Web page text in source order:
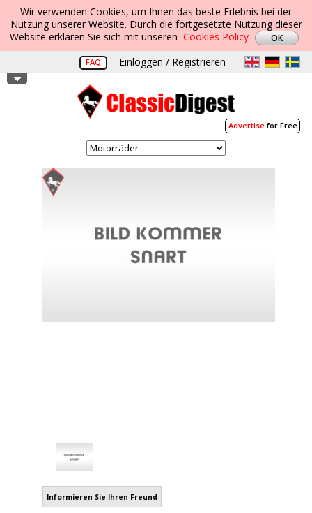
Wir verwenden Cookies, um Ihnen das beste Erlebnis bei der
Nutzung unserer Website. Durch die fortgesetzte Nutzung dieser
Website erklären Sie sich mit unseren Cookies Policy
FAQ Einloggen / Registrieren
Advertisefor Free
Informieren Sie Ihren Freund